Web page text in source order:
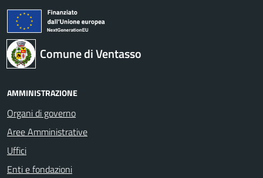
Comune di Ventasso
AMMINISTRAZIONE
Organi di governo
Aree Amministrative
Uffici
Enti e fondazioni